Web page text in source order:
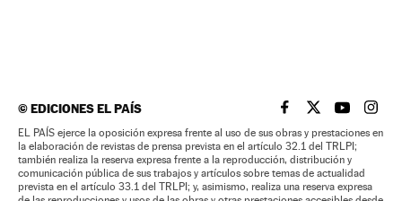
©EDICIONES EL PAÍS EL PAÍS BRASIL EN
EL PAÍSEL PAÍS
EL
EL PAÍS ejerce la oposición expresa frente al uso de sus obras y prestaciones en
la elaboración de revistas de prensa prevista en el artículo 32.1 del TRLPI;
también realiza la reserva expresa frente a la reproducción, distribución y
comunicación pública de sus trabajos y artículos sobre temas de actualidad
prevista en el artículo 33.1 del TRLPI; y, asimismo, realiza una reserva expresa